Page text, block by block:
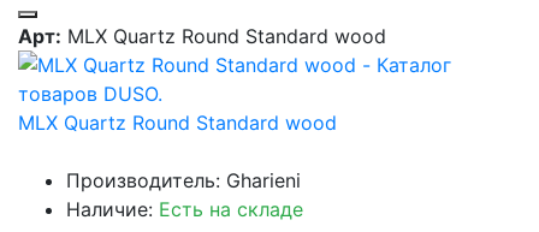
Арт: MLX Quartz Round Standard wood
MLX Quartz Round Standard wood
Производитель: Gharieni
Наличие: Есть на складе